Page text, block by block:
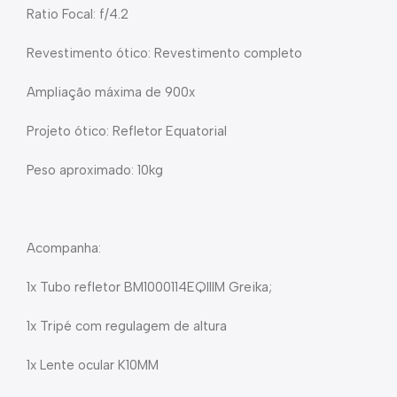
Ratio Focal: f/4.2
Revestimento ótico: Revestimento completo
Ampliação máxima de 900x
Projeto ótico: Refletor Equatorial
Peso aproximado: 10kg
Acompanha:
1x Tubo refletor BM1000114EQIIIM Greika;
1x Tripé com regulagem de altura
1x Lente ocular K10MM